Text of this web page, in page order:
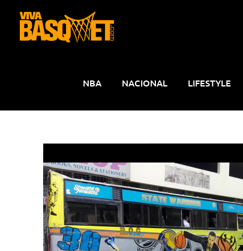
contenido
NBA NACIONAL LIFESTYLE